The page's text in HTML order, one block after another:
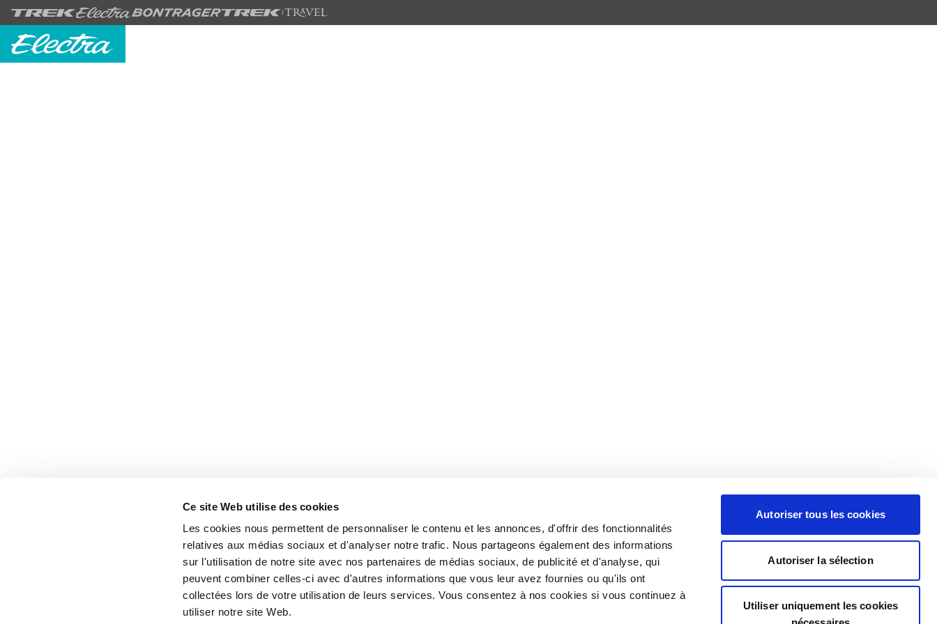
Ce site Web utilise des cookies
Les cookies nous permettent de personnaliser le contenu et les annonces, d'offrir des fonctionnalités
relatives aux médias sociaux et d'analyser notre trafic. Nous partageons également des informations
sur l'utilisation de notre site avec nos partenaires de médias sociaux, de publicité et d'analyse, qui
peuvent combiner celles-ci avec d'autres informations que vous leur avez fournies ou qu'ils ont
collectées lors de votre utilisation de leurs services. Vous consentez à nos cookies si vous continuez à
utiliser notre site Web.
Autoriser tous les cookies
Autoriser la sélection
Utiliser uniquement les cookies